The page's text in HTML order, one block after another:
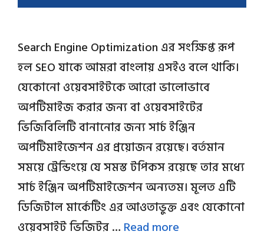
Search Engine Optimization এর সংক্ষিপ্ত রূপ
হল SEO যাকে আমরা বাংলায় এসইও বলে থাকি।
যেকোনো ওয়েবসাইটকে আরো ভালোভাবে
অপটিমাইজ করার জন্য বা ওয়েবসাইটের
ভিজিবিলিটি বানানোর জন্য সার্চ ইঞ্জিন
অপটিমাইজেশন এর প্রয়োজন রয়েছে। বর্তমান
সময়ে ট্রেন্ডিংয়ে যে সমস্ত টপিকস রয়েছে তার মধ্যে
সার্চ ইঞ্জিন অপটিমাইজেশন অন্যতম। মূলত এটি
ডিজিটাল মার্কেটিং এর আওতাভুক্ত এবং যেকোনো
ওয়েবসাইট ভিজিটর …Read more